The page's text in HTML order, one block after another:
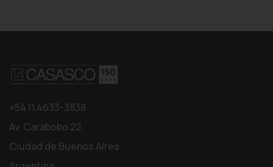
+54.11.4633-3838
Av. Carabobo 22.
Ciudad de Buenos Aires.